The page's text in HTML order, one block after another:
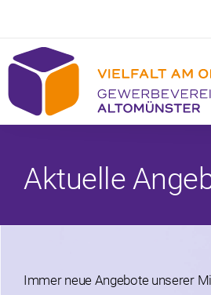
Aktuelle
Immer neue Angebote unserer